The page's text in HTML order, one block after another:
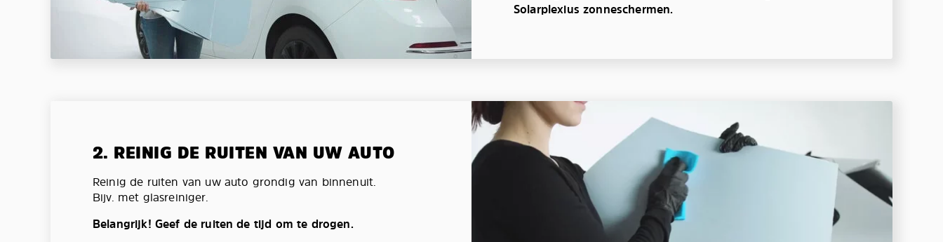
Solarplexius zonneschermen.
2. REINIG DE RUITEN VAN UW AUTO
Reinig de ruiten van uw auto grondig van binnenuit.
Bijv. met glasreiniger.
Belangrijk! Geef de ruiten de tijd om te drogen.